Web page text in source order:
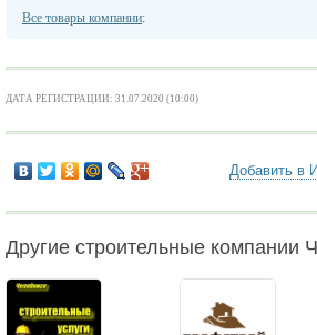
Все товары компании:
ДАТА РЕГИСТРАЦИИ: 31.07.2020 (10:00)
Добавить в
Другие строительные компании